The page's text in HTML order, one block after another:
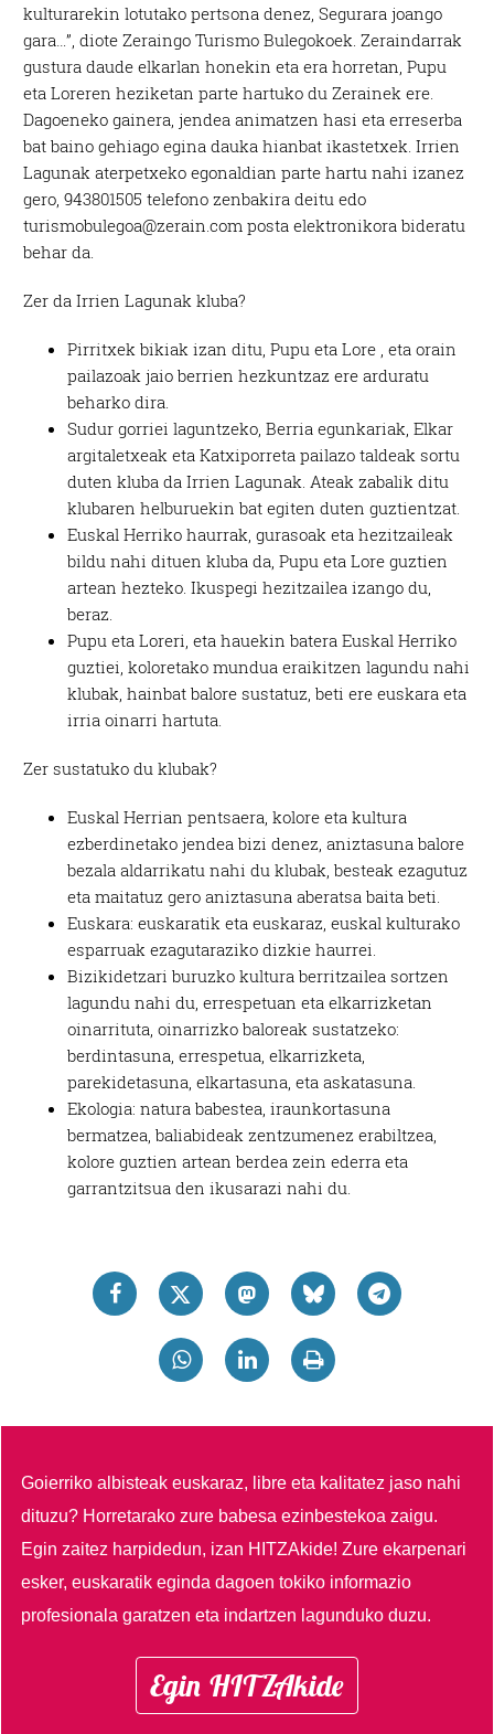
kulturarekin lotutako pertsona denez, Segurara joango
gara…”, diote Zeraingo Turismo Bulegokoek. Zeraindarrak
gustura daude elkarlan honekin eta era horretan, Pupu
eta Loreren heziketan parte hartuko du Zerainek ere.
Dagoeneko gainera, jendea animatzen hasi eta erreserba
bat baino gehiago egina dauka hianbat ikastetxek. Irrien
Lagunak aterpetxeko egonaldian parte hartu nahi izanez
gero, 943801505 telefono zenbakira deitu edo
turismobulegoa@zerain.com posta elektronikora bideratu
behar da.
Zer da Irrien Lagunak kluba?
Pirritxek bikiak izan ditu, Pupu eta Lore , eta orain
pailazoak jaio berrien hezkuntzaz ere arduratu
beharko dira.
Sudur gorriei laguntzeko, Berria egunkariak, Elkar
argitaletxeak eta Katxiporreta pailazo taldeak sortu
duten kluba da Irrien Lagunak. Ateak zabalik ditu
klubaren helburuekin bat egiten duten guztientzat.
Euskal Herriko haurrak, gurasoak eta hezitzaileak
bildu nahi dituen kluba da, Pupu eta Lore guztien
artean hezteko. Ikuspegi hezitzailea izango du,
beraz.
Pupu eta Loreri, eta hauekin batera Euskal Herriko
guztiei, koloretako mundua eraikitzen lagundu nahi
klubak, hainbat balore sustatuz, beti ere euskara eta
irria oinarri hartuta.
Zer sustatuko du klubak?
Euskal Herrian pentsaera, kolore eta kultura
ezberdinetako jendea bizi denez, aniztasuna balore
bezala aldarrikatu nahi du klubak, besteak ezagutuz
eta maitatuz gero aniztasuna aberatsa baita beti.
Euskara: euskaratik eta euskaraz, euskal kulturako
esparruak ezagutaraziko dizkie haurrei.
Bizikidetzari buruzko kultura berritzailea sortzen
lagundu nahi du, errespetuan eta elkarrizketan
oinarrituta, oinarrizko baloreak sustatzeko:
berdintasuna, errespetua, elkarrizketa,
parekidetasuna, elkartasuna, eta askatasuna.
Ekologia: natura babestea, iraunkortasuna
bermatzea, baliabideak zentzumenez erabiltzea,
kolore guztien artean berdea zein ederra eta
garrantzitsua den ikusarazi nahi du.
Goierriko albisteak euskaraz, libre eta kalitatez jaso nahi
dituzu? Horretarako zure babesa ezinbestekoa zaigu.
Egin zaitez harpidedun, izan HITZAkide!Zure ekarpenari
esker, euskaratik eginda dagoen tokiko informazio
profesionala garatzen eta indartzen lagunduko duzu.
Egin HITZAkide